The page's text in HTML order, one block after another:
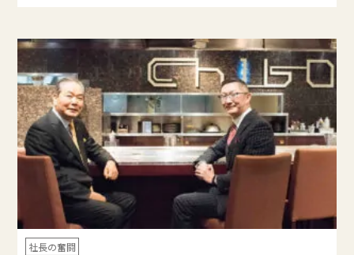
社長の奮闘